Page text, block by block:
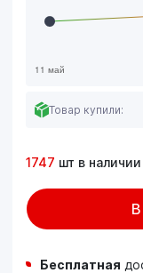
Товар купили:
1747 шт в наличии
Бесплатная